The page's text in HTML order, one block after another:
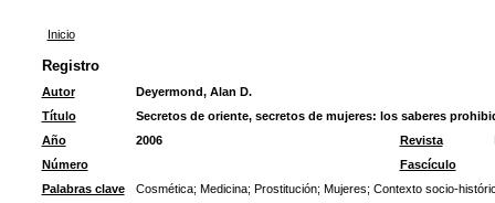
Inicio
Registro
Autor
Deyermond, Alan D.
Título
Secretos de oriente, secretos de mujeres: los saberes
Año
2006 Revista
Número
Fascículo
Palabras clave
Cosmética; Medicina; Prostitución; Mujeres; Contexto socio-